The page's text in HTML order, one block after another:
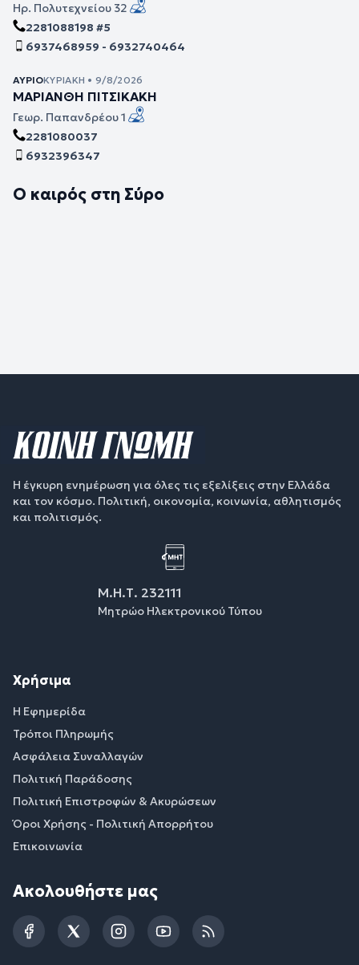
Ηρ. Πολυτεχνείου 32
2281088198 #5
6937468959 - 6932740464
ΑΎΡΙΟΚΥΡΙΑΚΉ • 9/8/2026
ΜΑΡΙΑΝΘΗ ΠΙΤΣΙΚΑΚΗ
Γεωρ. Παπανδρέου 1
2281080037
6932396347
Ο καιρός στη Σύρο
Η έγκυρη ενημέρωση για όλες τις εξελίξεις στην Ελλάδα
και τον κόσμο. Πολιτική, οικονομία, κοινωνία, αθλητισμός
και πολιτισμός.
Μ.Η.Τ. 232111
Μητρώο Ηλεκτρονικού Τύπου
Χρήσιμα
Η Εφημερίδα
Τρόποι Πληρωμής
Ασφάλεια Συναλλαγών
Πολιτική Παράδοσης
Πολιτική Επιστροφών & Ακυρώσεων
Όροι Χρήσης - Πολιτική Απορρήτου
Επικοινωνία
Ακολουθήστε μας
FacebookTwitterInstagramYouTubeRSS